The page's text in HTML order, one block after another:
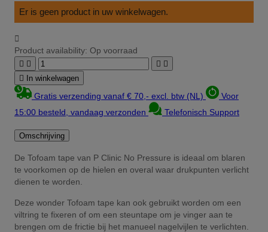
Er is geen product in uw winkelwagen.

Product availability: Op voorraad
   
 In winkelwagen
Gratis verzending vanaf € 70,- excl. btw (NL)
Voor
15:00 besteld, vandaag verzonden
Telefonisch Support
Omschrijving
De Tofoam tape van P Clinic No Pressure is ideaal om blaren
te voorkomen op de hielen en overal waar drukpunten verlicht
dienen te worden.
Deze wonder Tofoam tape kan ook gebruikt worden om een
viltring te fixeren of om een steuntape om je vinger aan te
brengen om de frictie bij het manueel nagelvijlen te verlichten.